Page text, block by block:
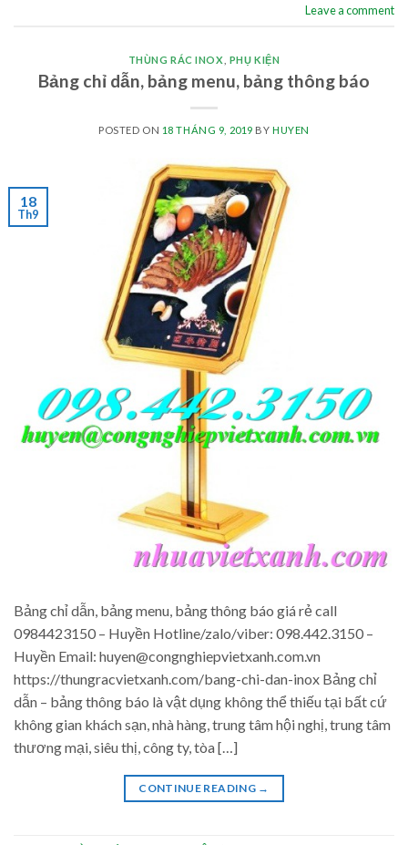
Leave a comment
THÙNG RÁC INOX PHỤ KIỆN
Bảng chỉ dẫn, bảng menu, bảng thông báo
POSTED ON 18 THÁNG 9, 2019 BY HUYEN
18
Th9
Bảng chỉ dẫn, bảng menu, bảng thông báo giá rẻ call
0984423150 – Huyền Hotline/zalo/viber: 098.442.3150 –
Huyền Email: huyen@congnghiepvietxanh.com.vn
https://thungracvietxanh.com/bang-chi-dan-inox Bảng chỉ
dẫn – bảng thông báo là vật dụng không thể thiếu tại bất cứ
không gian khách sạn, nhà hàng, trung tâm hội nghị, trung tâm
thương mại, siêu thị, công ty, tòa […]
CONTINUE READING →